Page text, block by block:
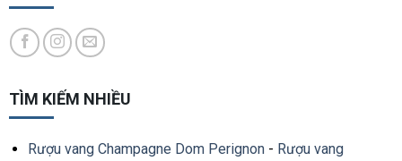
TÌM KIẾM NHIỀU
Rượu vang Champagne Dom Perignon- Rượu vang